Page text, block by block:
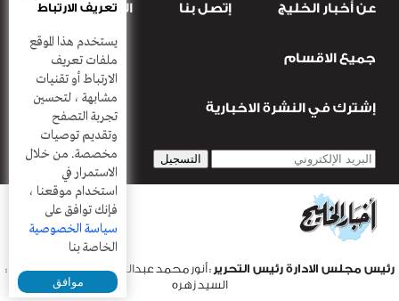
عربية ودولية الرياضة
قضـايــا وحـــوادث أعمدة
عن أخبار الخليج إتصل بنا المطبعة
جميع الاقسام
إشترك في النشرة الاخبارية
رئيس مجلس الادارة رئيس التحرير : أنور محمد عبدالرحمن |مدير التحرير :
السيد زهره
تعريف الارتباط
يستخدم هذا الموقع
ملفات تعريف
الارتباط أو تقنيات
مشابهة ، لتحسين
تجربة التصفح
وتقديم توصيات
مخصصة. من خلال
الاستمرار في
استخدام موقعنا ،
فإنك توافق على
سياسة الخصوصية
الخاصة بنا
موافق